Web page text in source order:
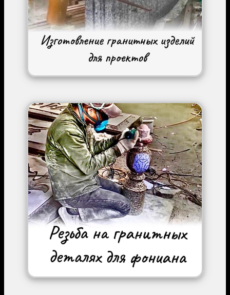
Image